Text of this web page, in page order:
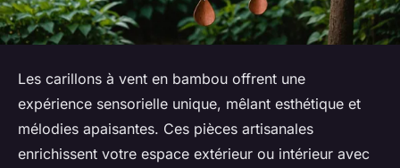
Les carillons à vent en bambou offrent une
expérience sensorielle unique, mêlant esthétique et
mélodies apaisantes. Ces pièces artisanales
enrichissent votre espace extérieur ou intérieur avec